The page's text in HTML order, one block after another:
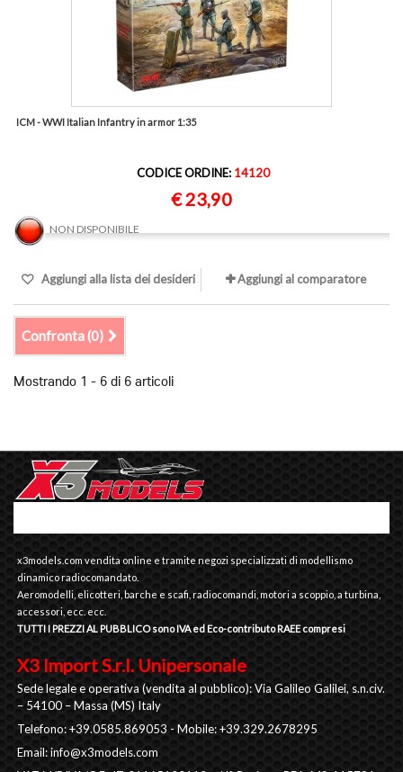
ICM - WWI Italian Infantry in armor 1:35
CODICE ORDINE: 14120
€ 23,90
NON DISPONIBILE
Aggiungi alla lista dei desideri Aggiungi al comparatore
Confronta (0)
Mostrando 1 - 6 di 6 articoli
x3models.com vendita online e tramite negozi specializzati di modellismo
dinamico radiocomandato.
Aeromodelli, elicotteri, barche e scafi, radiocomandi, motori a scoppio, a turbina,
accessori, ecc. ecc.
TUTTI I PREZZI AL PUBBLICO sono IVA ed Eco-contributo RAEE compresi
X3 Import S.r.l. Unipersonale
Sede legale e operativa (vendita al pubblico): Via Galileo Galilei, s.n.civ.
– 54100 – Massa (MS) Italy
Telefono: +39.0585.869053 - Mobile: +39.329.2678295
Email:info@x3models.com